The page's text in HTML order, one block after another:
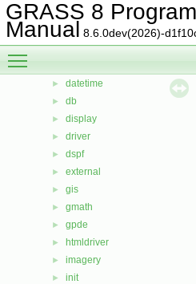
GRASS 8
Manual 8.6.0dev(2026)-
► cairodriver
► calc
► cdhc
► datetime
► db
► display
► driver
► dspf
► external
► gis
► gmath
► gpde
► htmldriver
► imagery
► init